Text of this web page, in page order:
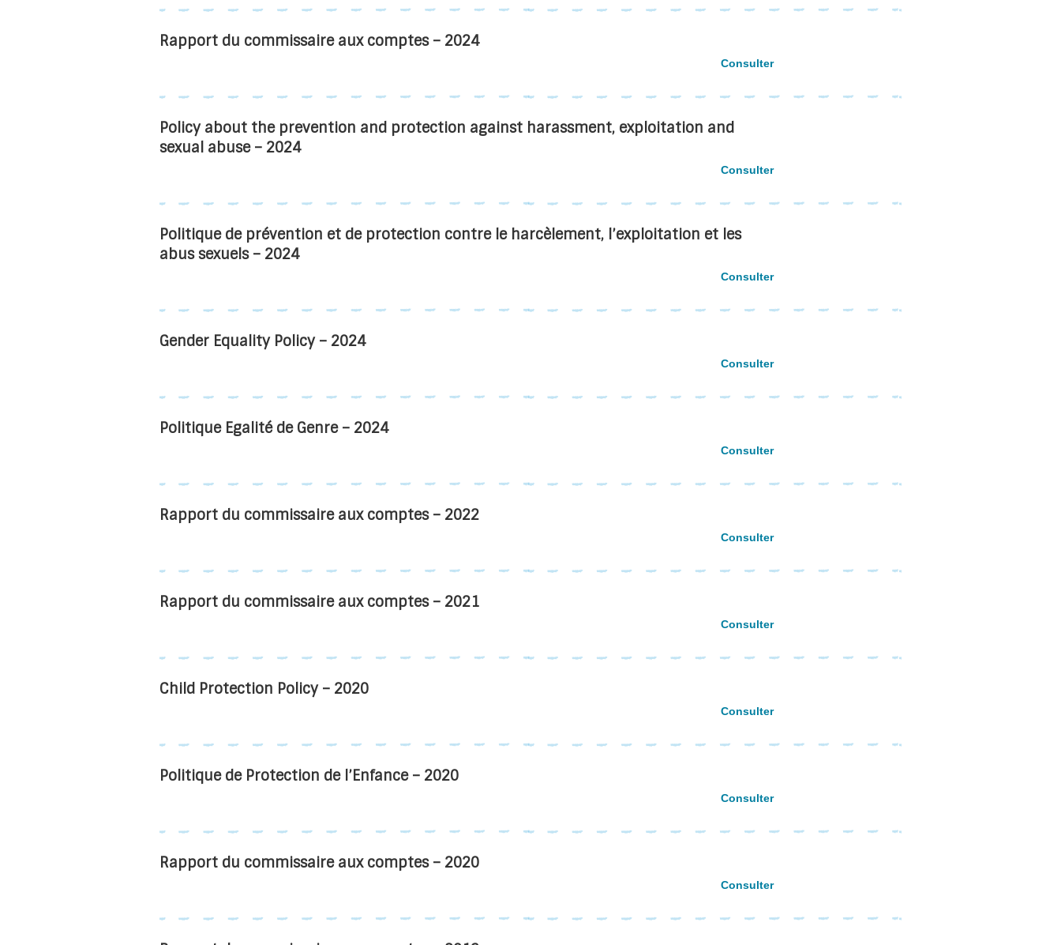
Rapport du commissaire aux comptes – 2024
Consulter
Policy about the prevention and protection against harassment, exploitation and
sexual abuse – 2024
Consulter
Politique de prévention et de protection contre le harcèlement, l’exploitation et les
abus sexuels – 2024
Consulter
Gender Equality Policy – 2024
Consulter
Politique Egalité de Genre – 2024
Consulter
Rapport du commissaire aux comptes – 2022
Consulter
Rapport du commissaire aux comptes – 2021
Consulter
Child Protection Policy – 2020
Consulter
Politique de Protection de l’Enfance – 2020
Consulter
Rapport du commissaire aux comptes – 2020
Consulter